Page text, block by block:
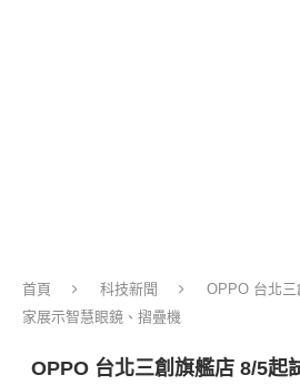
首頁 科技新聞
OPPO 台北
家展示智慧眼鏡、摺疊機
OPPO 台北三創旗艦店 8/5起